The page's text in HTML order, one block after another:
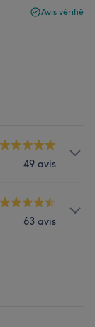
Avis vérifié
49 avis
63 avis